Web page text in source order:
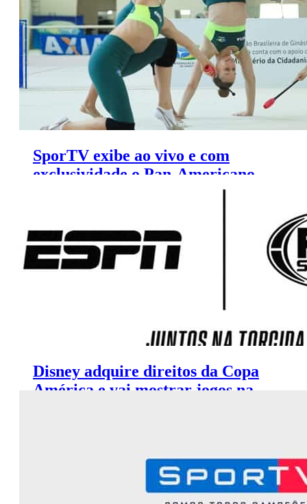
SporTV exibe ao vivo e com
exclusividade o Pan-Americano
Disney adquire direitos da Copa
América e vai mostrar jogos na